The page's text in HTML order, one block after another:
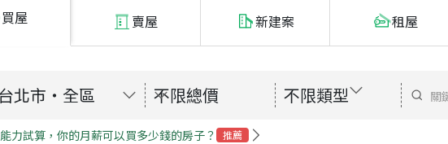
買屋 賣屋 新建案 租屋
台北市 ・ 全區 不限總價 不限類型
力試算，你的月薪可以買多少錢的房子？ 推薦